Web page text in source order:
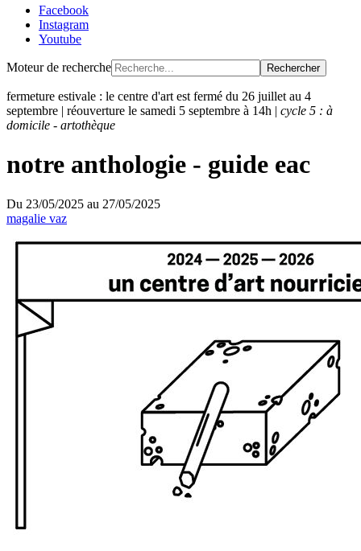
Facebook
Instagram
Youtube
Moteur de recherche Rechercher
fermeture estivale : le centre d'art est fermé du 26 juillet au 4
septembre | réouverture le samedi 5 septembre à 14h | cycle 5 : à
domicile - artothèque
notre anthologie - guide eac
Du 23/05/2025 au 27/05/2025
magalie vaz